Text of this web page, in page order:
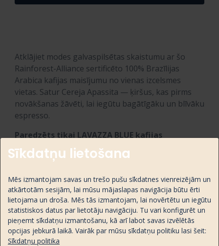
Atklājiet modes galvaspilsētas skaistumu ar šo
Rainforest-Alliance sertificēto 100% Brazīlijas
Arabica kafijas maisījumu no vienas izcelsmes
vietas. Satur Cereja Apassita — ķiršus, kas pirms
novākšanas žāvēti, lai iegūtu bagātīgāku un blīvāku
espresso.
Paredzēts tikai LAVAZZA BLUE kafijas
aparātiem.
Sastāvs:100% Arabica
Intensitāte:9/13
Aromāts:4/5
Grauzdējums:Vidējs
Garšas notis:Šokolāde un žāvēti augļi
Ideāli piemērots:Espresso vai Lungo
Sīkdatņu lietošana
Mēs izmantojam savas un trešo pušu sīkdatnes vienreizējām un
atkārtotām sesijām, lai mūsu mājaslapas navigācija būtu ērti
lietojama un droša. Mēs tās izmantojam, lai novērtētu un iegūtu
statistiskos datus par lietotāju navigāciju. Tu vari konfigurēt un
pieņemt sīkdatņu izmantošanu, kā arī labot savas izvēlētās
opcijas jebkurā laikā. Vairāk par mūsu sīkdatņu politiku lasi šeit:
Sīkdatņu politika